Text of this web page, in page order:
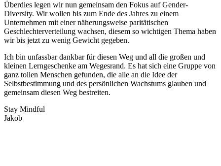
Überdies legen wir nun gemeinsam den Fokus auf Gender-
Diversity. Wir wollen bis zum Ende des Jahres zu einem
Unternehmen mit einer näherungsweise paritätischen
Geschlechterverteilung wachsen, diesem so wichtigen Thema haben
wir bis jetzt zu wenig Gewicht gegeben.
Ich bin unfassbar dankbar für diesen Weg und all die großen und
kleinen Lerngeschenke am Wegesrand. Es hat sich eine Gruppe von
ganz tollen Menschen gefunden, die alle an die Idee der
Selbstbestimmung und des persönlichen Wachstums glauben und
gemeinsam diesen Weg bestreiten.
Stay Mindful
Jakob